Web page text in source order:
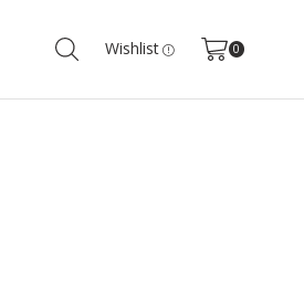
Wishlist 0